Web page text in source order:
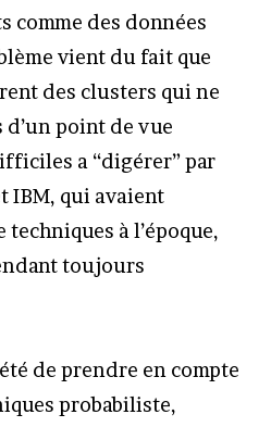
comme des données
vient du fait que
des clusters qui ne
d’un point de vue
a “digérer” par
IBM, qui avaient
à l’époque,
toujours
de prendre en compte
probabiliste,